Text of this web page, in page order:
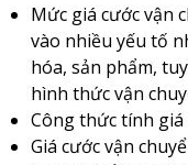
Mức giá cước vận
vào nhiều yếu tố
hóa, sản phẩm,
hình thức vận
Công thức tính
Giá cước vận